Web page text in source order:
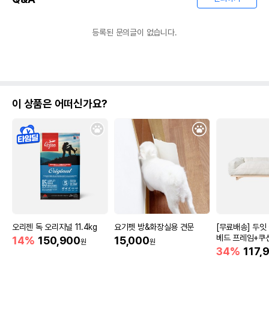
등록된 문의글이 없습니다.
이 상품은 어떠신가요?
오리젠 독 오리지널 11.4kg
14% 150,900원
요기펫 방&화장실용 견문
15,000원
[무료배송] 두잇
베드 프레임+쿠
34%